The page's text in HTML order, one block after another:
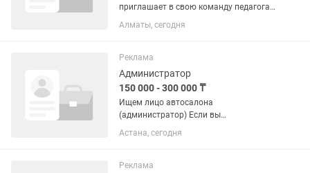
приглашает в свою команду педагога в
группу подготовка к школе.
Обязанности : - проведение занятий
родителями, подготовка...
Алматы, сегодня
Реклама
Администратор
150 000 - 300 000 ₸
Ищем лицо автосалона
(администратор) Если вы
ответственный и адаптивный человек
то вы нам подходите. Минимальные
оплатой. График 6/1
Астана, сегодня
Реклама